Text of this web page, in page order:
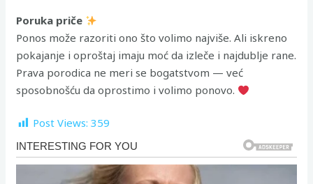
Poruka priče
Ponos može razoriti ono što volimo najviše. Ali iskreno
pokajanje i oproštaj imaju moć da izleče i najdublje rane.
Prava porodica ne meri se bogatstvom — već
sposobnošću da oprostimo i volimo ponovo.
Post Views: 359